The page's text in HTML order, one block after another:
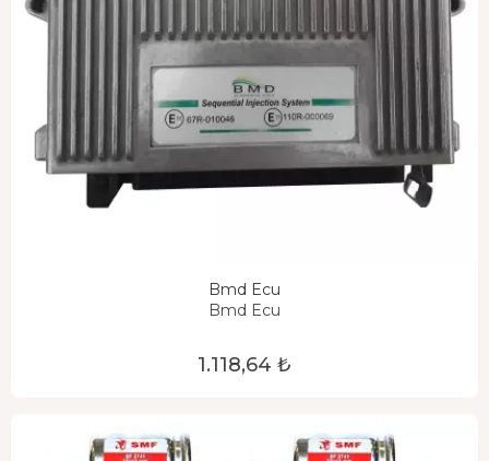
Bmd Ecu
Bmd Ecu
1.118,64 ₺